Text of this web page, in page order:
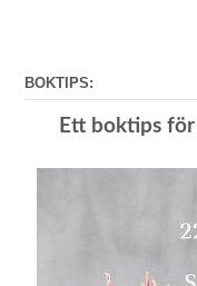
BOKTIPS:
Ett boktips